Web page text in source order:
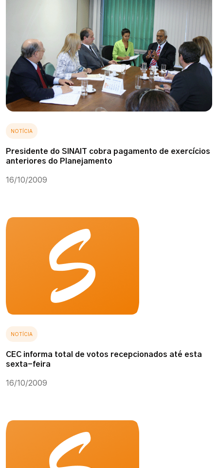
NOTÍCIA
Presidente do SINAIT cobra pagamento de exercícios
anteriores do Planejamento
16/10/2009
NOTÍCIA
CEC informa total de votos recepcionados até esta
sexta-feira
16/10/2009